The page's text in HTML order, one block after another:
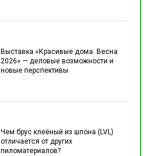
Выставка «Красивые дома. Весна
2026» — деловые возможности и
новые перспективы
Чем брус клеёный из шпона (LVL)
отличается от других
пиломатериалов?